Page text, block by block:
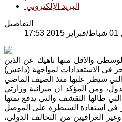
البريد الإلكتروني
التفاصيل
والاقل منها ناهيك عن الذين
في الاستعدادات لمواجهة (داعش)
ومن المؤكد ان ميزانية وزارتي
طالها التقشف والتي يدفع ثمنها
في استعادة السيطرة على الموصل
العراقيين من التحالف الدولي،